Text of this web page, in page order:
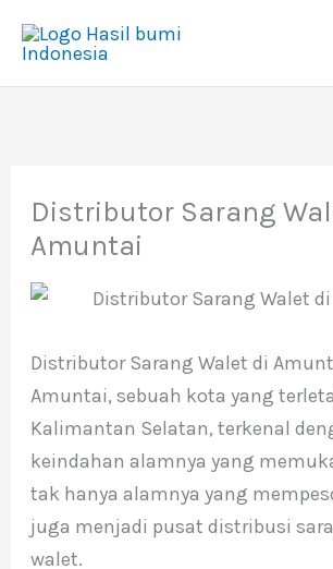
konten
Distributor Sarang
Amuntai
Distributor Sarang Walet di
Amuntai, sebuah kota yang
Kalimantan Selatan, terkenal
keindahan alamnya yang
tak hanya alamnya yang
juga menjadi pusat distribusi
walet.